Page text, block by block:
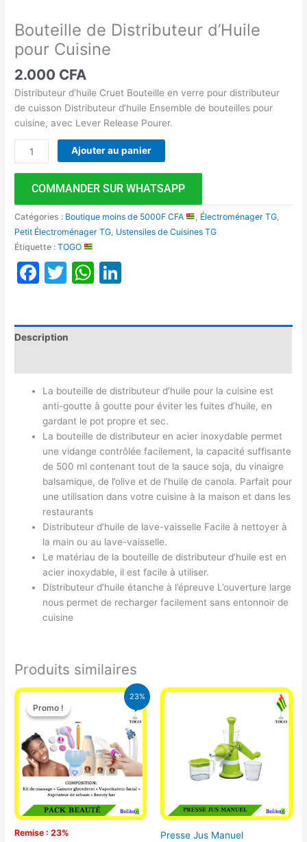
Bouteille de Distributeur d’Huile
pour Cuisine
2.000 CFA
Distributeur d’huile Cruet Bouteille en verre pour distributeur
de cuisson Distributeur d’huile Ensemble de bouteilles pour
cuisine, avec Lever Release Pourer.
Ajouter au panier
COMMANDER SUR WHATSAPP
Catégories : Boutique moins de 5000F CFA , Électroménager TG,
Petit Électroménager TG, Ustensiles de Cuisines TG
Étiquette :TOGO
Facebook
TwitterWhatsApp
Description
La bouteille de distributeur d’huile pour la cuisine est
anti-goutte à goutte pour éviter les fuites d’huile, en
gardant le pot propre et sec.
La bouteille de distributeur en acier inoxydable permet
une vidange contrôlée facilement, la capacité suffisante
de 500 ml contenant tout de la sauce soja, du vinaigre
balsamique, de l’olive et de l’huile de canola. Parfait pour
une utilisation dans votre cuisine à la maison et dans les
restaurants
Distributeur d’huile de lave-vaisselle Facile à nettoyer à
la main ou au lave-vaisselle.
Le matériau de la bouteille de distributeur d’huile est en
acier inoxydable, il est facile à utiliser.
Distributeur d’huile étanche à l’épreuve L’ouverture large
nous permet de recharger facilement sans entonnoir de
cuisine
Produits similaires
23%
Promo !
Remise : 23%
Promo !
Le
prix
initial
était :
65.000 CFA.
Le
prix
actuel
49.900 CFA.
Presse Jus Manuel